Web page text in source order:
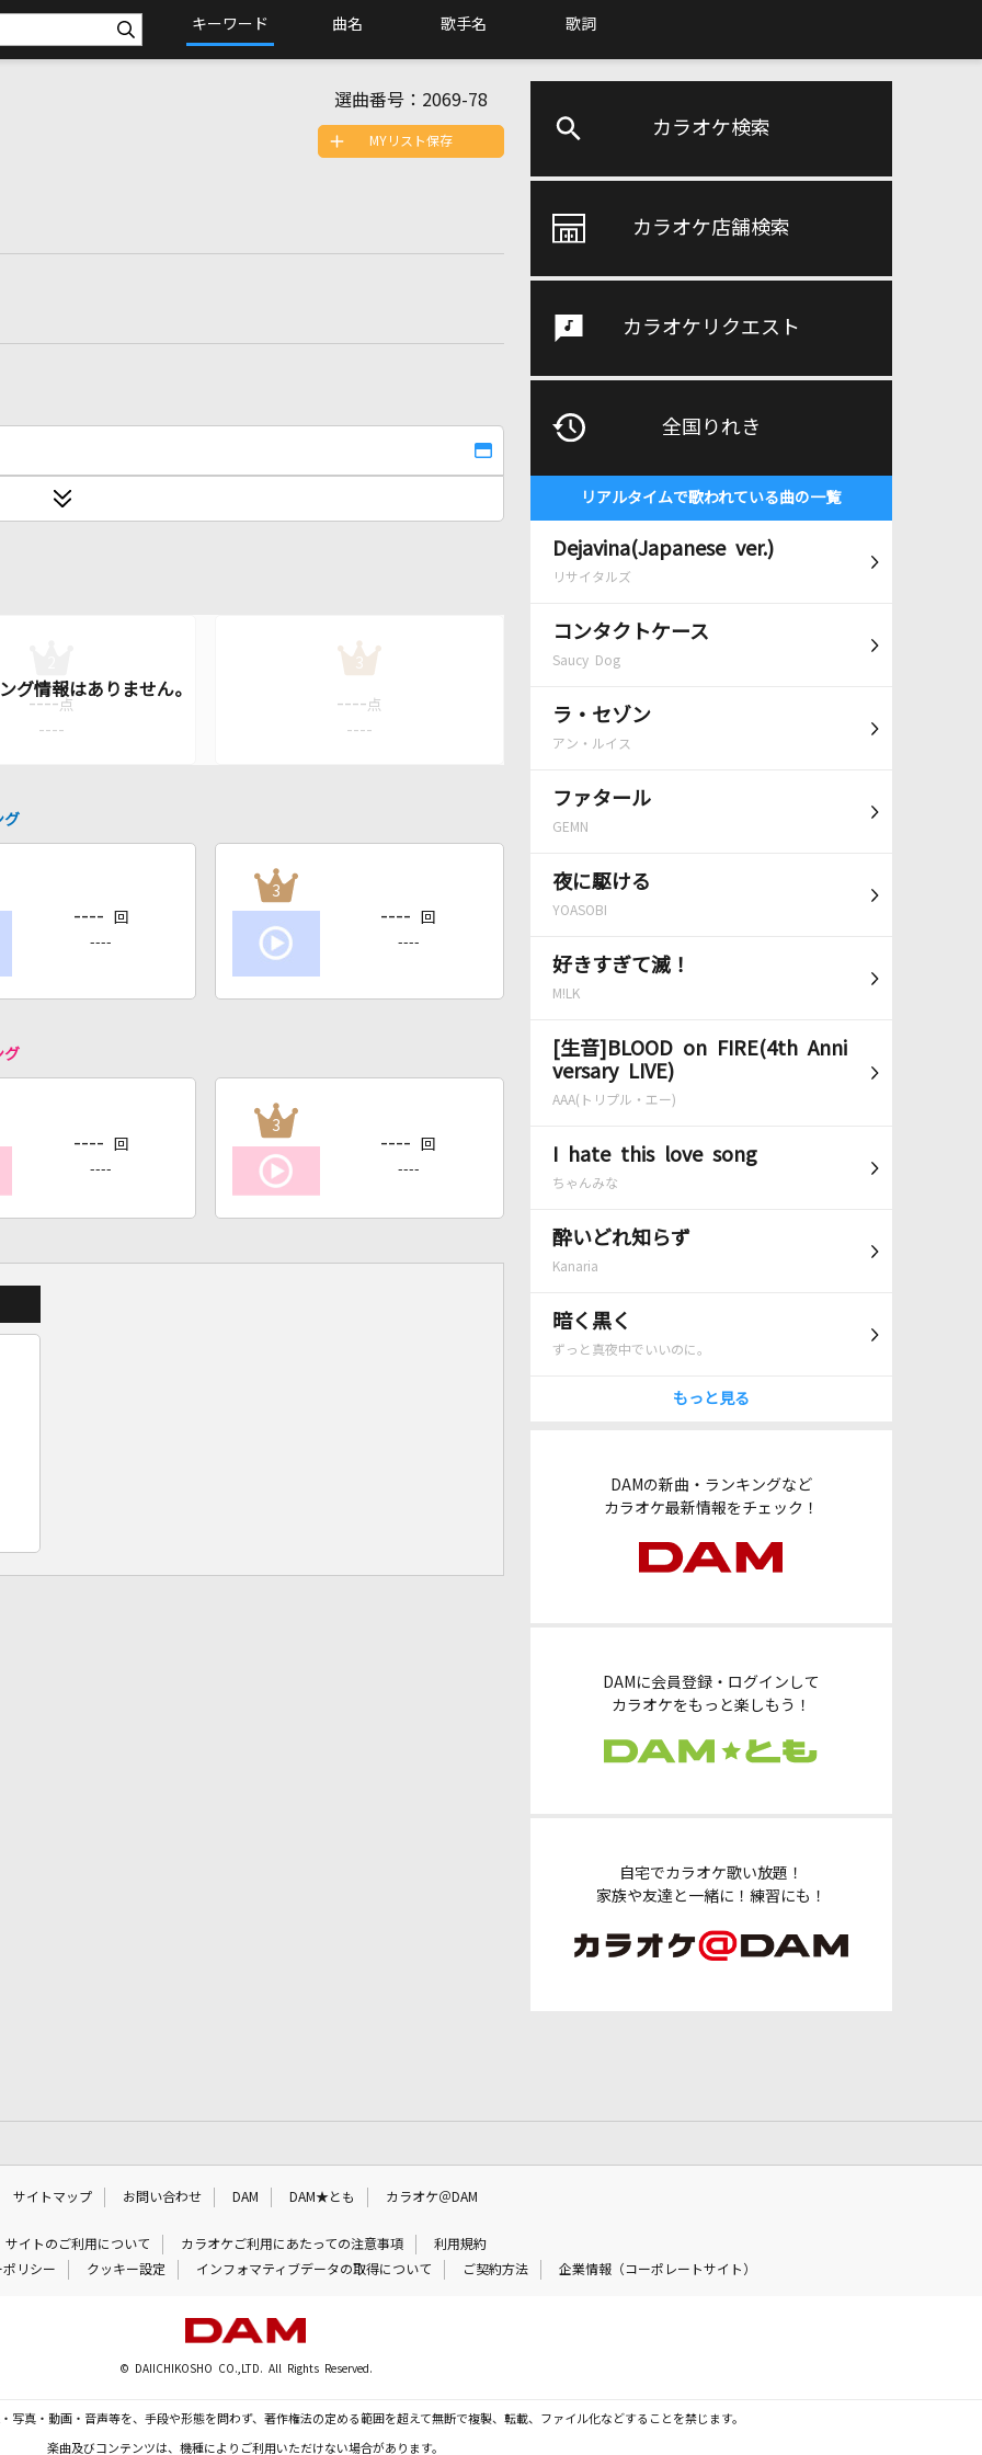
キーワード 曲名 歌手名 歌詞
カラオケ検索
カラオケ店舗検索
カラオケリクエスト
全国りれき
リアルタイムで歌われている曲の一覧
Dejavina(Japanese ver.)
リサイタルズ
コンタクトケース
Saucy Dog
ラ・セゾン
アン・ルイス
ファタール
GEMN
夜に駆ける
YOASOBI
好きすぎて滅！
M!LK
[生音]BLOOD on FIRE(4th Anni
versary LIVE)
AAA(トリプル・エー)
I hate this love song
ちゃんみな
酔いどれ知らず
Kanaria
暗く黒く
ずっと真夜中でいいのに。
もっと見る
DAMの新曲・ランキングなど
カラオケ最新情報をチェック！
DAMに会員登録・ログインして
カラオケをもっと楽しもう！
自宅でカラオケ歌い放題！
家族や友達と一緒に！練習にも！
選曲番号： 2069-78
MYリスト保存
---- 点
----
3
---- 点
----
グ
---- 回
----
3
---- 回
----
グ
---- 回
----
3
---- 回
----
サイトマップ お問い合わせ DAM DAM★とも カラオケ＠DAM
サイトのご利用について カラオケご利用にあたっての注意事項
利用規約
リシー
クッキー設定 インフォマティブデータの取得について ご契約方法 企業情報（コーポレートサイト）
© DAIICHIKOSHO CO.,LTD. All Rights Reserved.
写真・動画・音声等を、手段や形態を問わず、著作権法の定める範囲を超えて無断で複製、転載、ファイル化などすることを禁じます。
楽曲及びコンテンツは、機種によりご利用いただけない場合があります。